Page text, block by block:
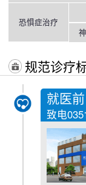
恐惧症治疗
规范诊疗
就医前
致电